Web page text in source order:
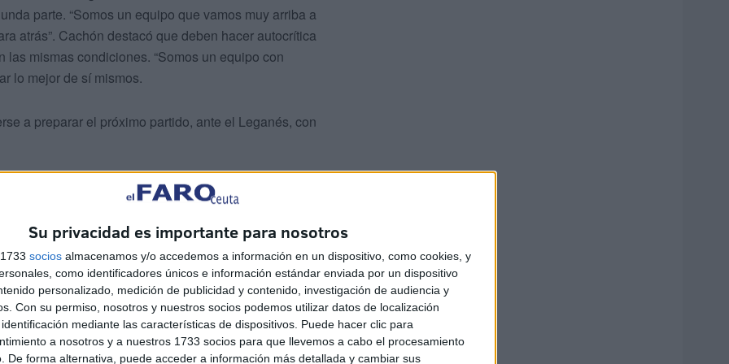
Su privacidad es importante para nosotros
socios almacenamos y/o accedemos a información en un dispositivo, como cookies, y
como identificadores únicos e información estándar enviada por un dispositivo
personalizado, medición de publicidad y contenido, investigación de audiencia y
Con su permiso, nosotros y nuestros socios podemos utilizar datos de localización
mediante las características de dispositivos. Puede hacer clic para
a nosotros y a nuestros 1733 socios para que llevemos a cabo el procesamiento
De forma alternativa, puede acceder a información más detallada y cambiar sus
parte. “Somos un equipo que vamos muy arriba a
atrás”. Cachón destacó que deben hacer autocrítica
mismas condiciones. “Somos un equipo con
lo mejor de sí mismos.
a preparar el próximo partido, ante el Leganés, con
mostró cierto enfado tras la derrota ante el
risa, de situaciones circenses”, declaró el técnico
momento “controlado, creo que no tiraron ninguna